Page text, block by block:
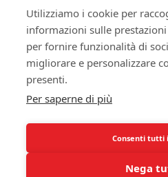
NOTE LEGALI
Condizioni di vendita
Informativa sulla privacy
Cookie policy
SEGUICI SUI SOCIAL!
Utilizziamo i cookie per
informazioni sulle
per fornire funzionalità di
migliorare e personalizzare
presenti.
Per saperne di più
Consenti tutti
Nega